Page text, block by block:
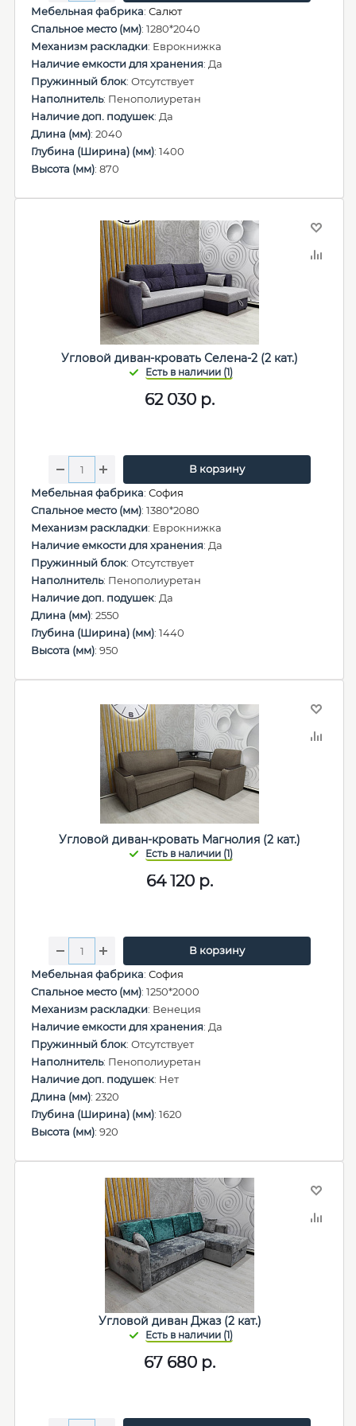
Мебельная фабрика: Салют
Спальное место (мм): 1280*2040
Механизм раскладки: Еврокнижка
Наличие емкости для хранения: Да
Пружинный блок: Отсутствует
Наполнитель: Пенополиуретан
Наличие доп. подушек: Да
Длина (мм): 2040
Глубина (Ширина) (мм): 1400
Высота (мм): 870
Угловой диван-кровать Селена-2 (2 кат.)
62 030 р.
В корзину
Мебельная фабрика: София
Спальное место (мм): 1380*2080
Механизм раскладки: Еврокнижка
Наличие емкости для хранения: Да
Пружинный блок: Отсутствует
Наполнитель: Пенополиуретан
Наличие доп. подушек: Да
Длина (мм): 2550
Глубина (Ширина) (мм): 1440
Высота (мм): 950
Угловой диван-кровать Магнолия (2 кат.)
64 120 р.
В корзину
Мебельная фабрика: София
Спальное место (мм): 1250*2000
Механизм раскладки: Венеция
Наличие емкости для хранения: Да
Пружинный блок: Отсутствует
Наполнитель: Пенополиуретан
Наличие доп. подушек: Нет
Длина (мм): 2320
Глубина (Ширина) (мм): 1620
Высота (мм): 920
Угловой диван Джаз (2 кат.)
67 680 р.